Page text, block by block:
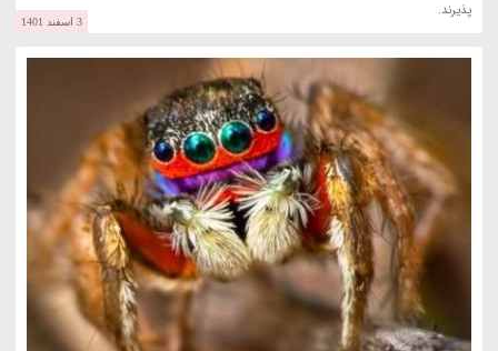
پذیرند.
3 اسفند 1401